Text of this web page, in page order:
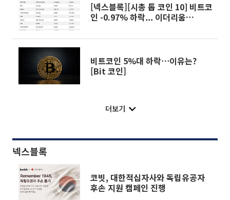
[넥스블록][시총 톱 코인 10] 비트코
인 -0.97% 하락... 이더리움
비트코인 5%대 하락⋯이유는?
[Bit 코인]
더보기
넥스블록
코빗, 대한적십자사와 독립유공자
후손 지원 캠페인 진행